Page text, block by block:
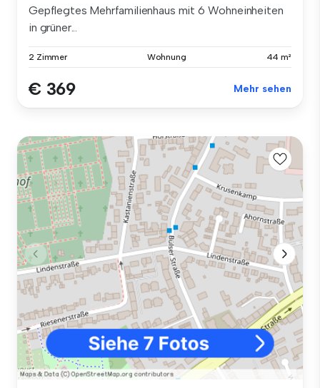
Gepflegtes Mehrfamilienhaus mit 6 Wohneinheiten
in grüner...
2 Zimmer Wohnung 44 m²
€ 369 Mehr sehen